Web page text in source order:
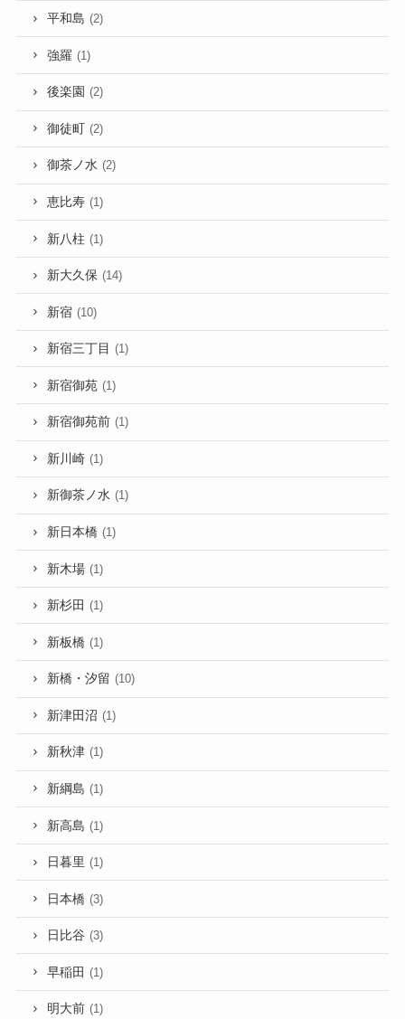
平和島 (2)
強羅 (1)
後楽園 (2)
御徒町 (2)
御茶ノ水 (2)
恵比寿 (1)
新八柱 (1)
新大久保 (14)
新宿 (10)
新宿三丁目 (1)
新宿御苑 (1)
新宿御苑前 (1)
新川崎 (1)
新御茶ノ水 (1)
新日本橋 (1)
新木場 (1)
新杉田 (1)
新板橋 (1)
新橋・汐留 (10)
新津田沼 (1)
新秋津 (1)
新綱島 (1)
新高島 (1)
日暮里 (1)
日本橋 (3)
日比谷 (3)
早稲田 (1)
明大前 (1)